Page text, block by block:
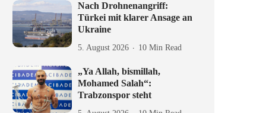
Nach Drohnenangriff:
Türkei mit klarer Ansage an
Ukraine
5. August 2026 10 Min Read
„Ya Allah, bismillah,
Mohamed Salah“:
Trabzonspor steht